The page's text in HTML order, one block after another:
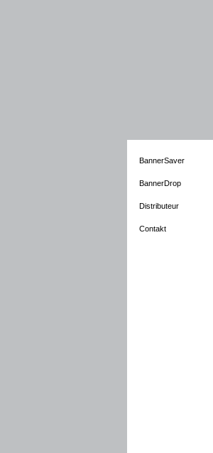
BannerSaver
BannerDrop
Distributeur
Contakt